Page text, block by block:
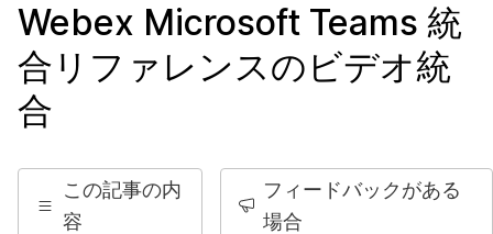
Webex Microsoft Teams 統
合リファレンスのビデオ統
合
この記事の内
容
フィードバックがある
場合